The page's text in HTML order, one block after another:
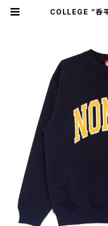
COLLEGE “呑